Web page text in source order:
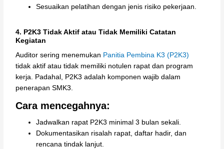
Sesuaikan pelatihan dengan jenis risiko pekerjaan.
4. P2K3 Tidak Aktif atau Tidak Memiliki Catatan
Kegiatan
Auditor sering menemukan Panitia Pembina K3 (P2K3)
tidak aktif atau tidak memiliki notulen rapat dan program
kerja. Padahal, P2K3 adalah komponen wajib dalam
penerapan SMK3.
Cara mencegahnya:
Jadwalkan rapat P2K3 minimal 3 bulan sekali.
Dokumentasikan risalah rapat, daftar hadir, dan
rencana tindak lanjut.